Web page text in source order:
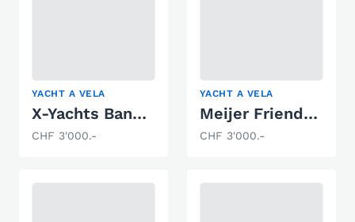
YACHT A VELA
X-Yachts Banner / X-Yacht 30
CHF 3'000.-
YACHT A VELA
Meijer Friendship 25
CHF 3'000.-